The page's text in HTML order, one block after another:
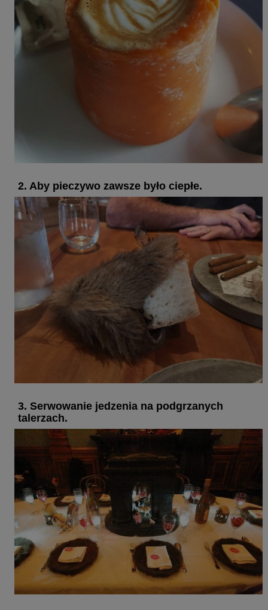
2. Aby pieczywo zawsze było ciepłe.
3. Serwowanie jedzenia na podgrzanych
talerzach.